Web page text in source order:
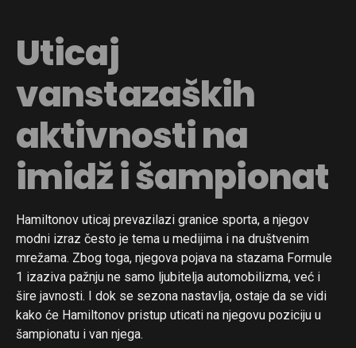
Uticaj
vanstazaških
aktivnosti na
imidž i šampionat
Hamiltonov uticaj prevazilazi granice sporta, a njegov
modni izraz često je tema u medijima i na društvenim
mrežama. Zbog toga, njegova pojava na stazama Formule
1 izaziva pažnju ne samo ljubitelja automobilizma, već i
šire javnosti. I dok se sezona nastavlja, ostaje da se vidi
kako će Hamiltonov pristup uticati na njegovu poziciju u
šampionatu i van njega.